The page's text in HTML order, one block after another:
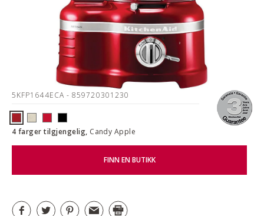
5KFP1644ECA - 859720301230
4 farger tilgjengelig, Candy Apple
FINN EN BUTIKK